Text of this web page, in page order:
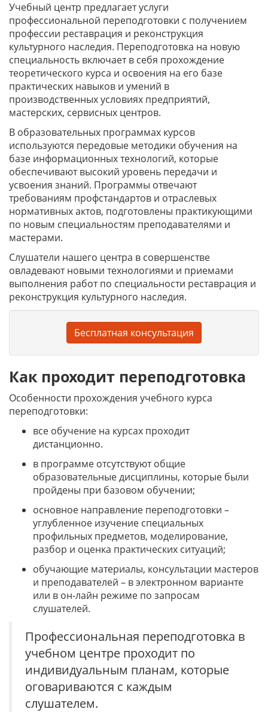
Учебный центр предлагает услуги
профессиональной переподготовки с получением
профессии реставрация и реконструкция
культурного наследия. Переподготовка на новую
специальность включает в себя прохождение
теоретического курса и освоения на его базе
практических навыков и умений в
производственных условиях предприятий,
мастерских, сервисных центров.
В образовательных программах курсов
используются передовые методики обучения на
базе информационных технологий, которые
обеспечивают высокий уровень передачи и
усвоения знаний. Программы отвечают
требованиям профстандартов и отраслевых
нормативных актов, подготовлены практикующими
по новым специальностям преподавателями и
мастерами.
Слушатели нашего центра в совершенстве
овладевают новыми технологиями и приемами
выполнения работ по специальности реставрация и
реконструкция культурного наследия.
Бесплатная консультация
Как проходит переподготовка
Особенности прохождения учебного курса
переподготовки:
все обучение на курсах проходит
дистанционно.
в программе отсутствуют общие
образовательные дисциплины, которые были
пройдены при базовом обучении;
основное направление переподготовки –
углубленное изучение специальных
профильных предметов, моделирование,
разбор и оценка практических ситуаций;
обучающие материалы, консультации мастеров
и преподавателей – в электронном варианте
или в он-лайн режиме по запросам
слушателей.
Профессиональная переподготовка в
учебном центре проходит по
индивидуальным планам, которые
оговариваются с каждым
слушателем.